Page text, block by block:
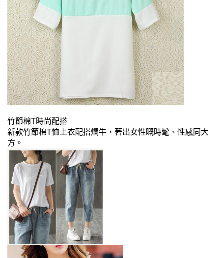
竹節棉T時尚配搭
新款竹節棉T恤上衣配搭爛牛，著出女性嘅時髦、性感同大
方。